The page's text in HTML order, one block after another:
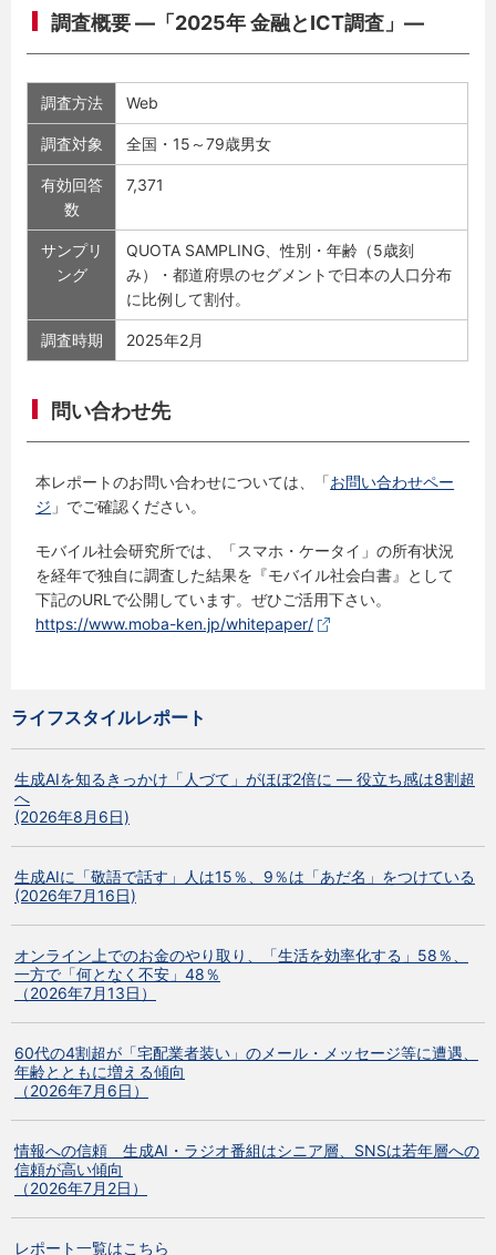
調査概要 ―「2025年 金融とICT調査」―
調査方法 Web
調査対象 全国・15～79歳男女
有効回答
数
7,371
サンプリ
ング
QUOTA SAMPLING、性別・年齢（5歳刻
み）・都道府県のセグメントで日本の人口分布
に比例して割付。
調査時期 2025年2月
問い合わせ先
本レポートのお問い合わせについては、「お問い合わせペー
ジ 」でご確認ください。
モバイル社会研究所では、「スマホ・ケータイ」の所有状況
を経年で独自に調査した結果を『モバイル社会白書』として
下記のURLで公開しています。ぜひご活用下さい。
https://www.moba-ken.jp/whitepaper/
ライフスタイルレポート
生成AIを知るきっかけ「人づて」がほぼ2倍に ― 役立ち感は8割超
へ
(2026年8月6日)
生成AIに「敬語で話す」人は15％、9％は「あだ名」をつけている
(2026年7月16日)
オンライン上でのお金のやり取り、「生活を効率化する」58％、
一方で「何となく不安」48％
（2026年7月13日）
60代の4割超が「宅配業者装い」のメール・メッセージ等に遭遇、
年齢とともに増える傾向
（2026年7月6日）
情報への信頼 生成AI・ラジオ番組はシニア層、SNSは若年層への
信頼が高い傾向
（2026年7月2日）
レポート一覧はこちら